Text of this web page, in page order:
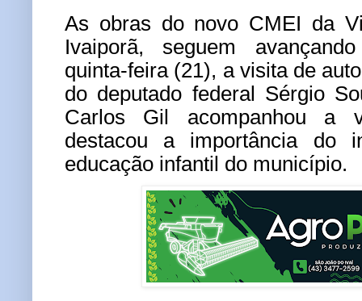
As obras do novo CMEI da
Ivaiporã, seguem
quinta-feira (21), a visita de
do deputado federal Sérgio
Carlos Gil acompanhou a
destacou a importância do
educação infantil do município.